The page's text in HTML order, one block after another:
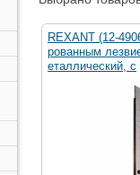
REXANT (12-
рованным
еталлический, c